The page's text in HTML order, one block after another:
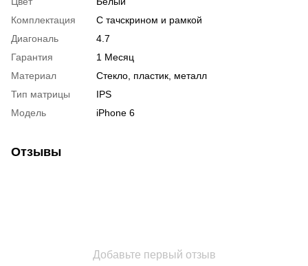
Комплектация
С тачскрином и рамкой
Диагональ
4.7
Гарантия
1 Месяц
Материал
Стекло, пластик, металл
Тип матрицы
IPS
Модель
iPhone 6
Отзывы
Добавьте первый отзыв